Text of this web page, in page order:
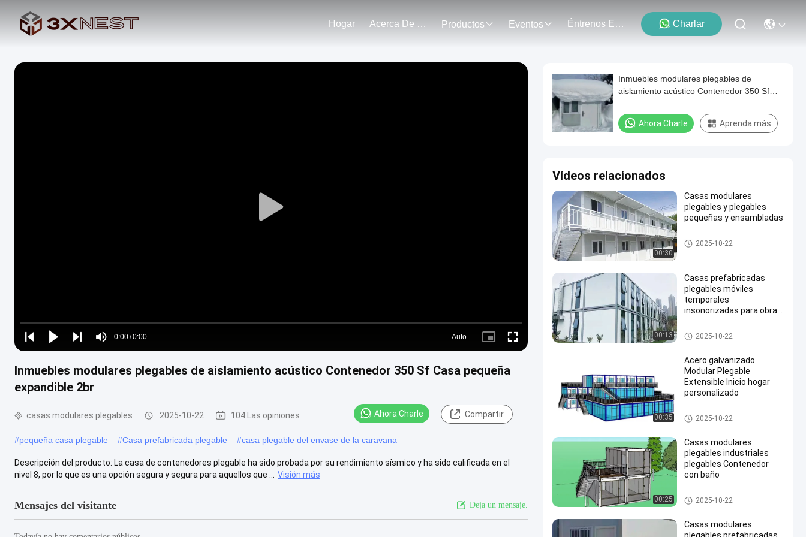
Hogar Acerca De Nosotros Productos Eventos Éntrenos En Contacto Con Charlar
Play
Play
Play
Play
Mute
Time
0:00/0:00
Loaded:
0%
Auto
Picture- Fullscreen
Inmuebles modulares plegables de aislamiento acústico Contenedor 350 Sf Casa pequeña
expandible 2br
casas modulares plegables 2025-10-22 104 Las opiniones Ahora Charle Compartir
#pequeña casa plegable #Casa prefabricada plegable #casa plegable del envase de la caravana
Descripción del producto: La casa de contenedores plegable ha sido probada por su rendimiento sísmico y ha sido calificada en el
nivel 8, por lo que es una opción segura y segura para aquellos que ...
Visión más
Mensajes del visitante Deja un mensaje.
Inmuebles modulares plegables de
aislamiento acústico Contenedor 350 Sf
Ahora Charle Aprenda más
Vídeos relacionados
00:30
Casas modulares
plegables y plegables
pequeñas y ensambladas
casas modulares plegables
2025-10-22
00:13
Casas prefabricadas
plegables móviles
temporales
insonorizadas para obras
casas modulares plegables
2025-10-22
00:35
Acero galvanizado
Modular Plegable
Extensible Inicio hogar
personalizado
casas modulares plegables
2025-10-22
00:25
Casas modulares
plegables industriales
plegables Contenedor
con baño
casas modulares plegables
2025-10-22
Casas modulares